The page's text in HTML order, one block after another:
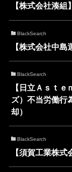
【株式会社湊組
BlackSearch
【株式会社中島
BlackSearch
【日立Ａｓｔ
ズ）不当労働行
却）
BlackSearch
【須賀工業株式